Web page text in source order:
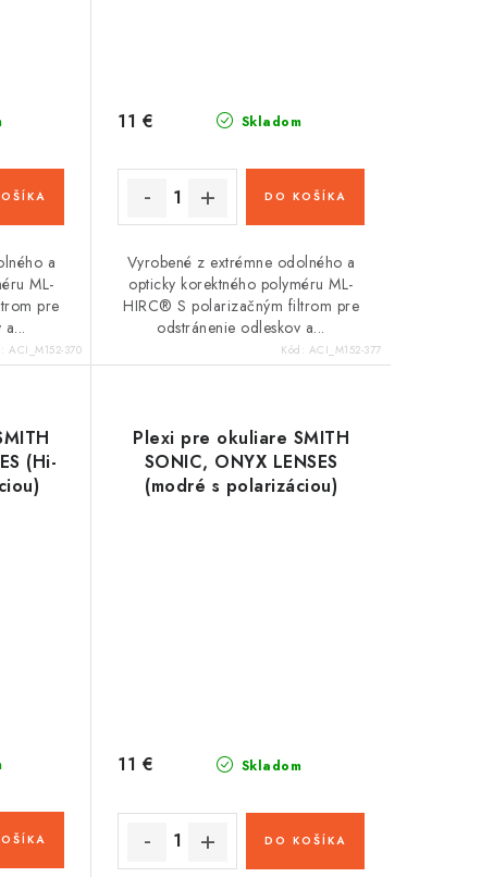
a
ML-
pre
ACI_M152-370
Skladom
11 €
DO KOŠÍKA
Vyrobené z extrémne odolného a
opticky korektného polyméru ML-
HIRC® S polarizačným filtrom pre
odstránenie odleskov a...
Kód: ACI_M152-377
(Hi-
Plexi pre okuliare SMITH
SONIC, ONYX LENSES
(modré s polarizáciou)
Skladom
11 €
DO KOŠÍKA